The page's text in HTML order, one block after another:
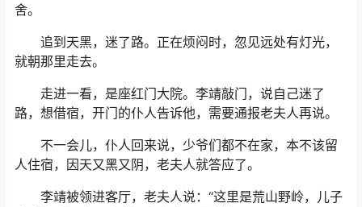
舍。
追到天黑，迷了路。正在烦闷时，忽见远处有灯光，
就朝那里走去。
走进一看，是座红门大院。李靖敲门，说自己迷了
路，想借宿，开门的仆人告诉他，需要通报老夫人再说。
不一会儿，仆人回来说，少爷们都不在家，本不该留
人住宿，因天又黑又阴，老夫人就答应了。
李靖被领进客厅，老夫人说：“这里是荒山野岭，儿子